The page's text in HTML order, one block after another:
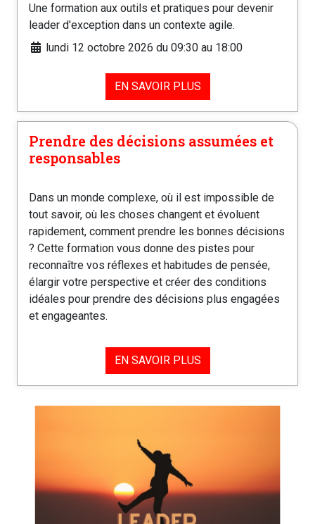
Une formation aux outils et pratiques pour devenir
leader d'exception dans un contexte agile.
lundi 12 octobre 2026 du 09:30 au 18:00
EN SAVOIR PLUS
Prendre des décisions assumées et
responsables
Dans un monde complexe, où il est impossible de
tout savoir, où les choses changent et évoluent
rapidement, comment prendre les bonnes décisions
? Cette formation vous donne des pistes pour
reconnaître vos réflexes et habitudes de pensée,
élargir votre perspective et créer des conditions
idéales pour prendre des décisions plus engagées
et engageantes.
EN SAVOIR PLUS